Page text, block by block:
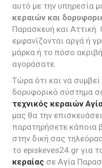
αυτό με την υπηρεσία
κεραιών και
Παρασκευή και Αττική.
εμφανίζονται αργά ή
μάρκα ή το πόσο
αγοράσατε.
Τώρα ότι και να
δορυφορικό σύστημα
τεχνικός κεραιών
μας θα την
παρατηρήσετε κάποια
στην δική σας
το episkeves24.gr για
κεραίας σε Αγία